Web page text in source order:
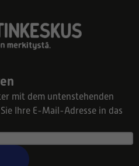
mit dem untenstehenden
Ihre E-Mail-Adresse in das